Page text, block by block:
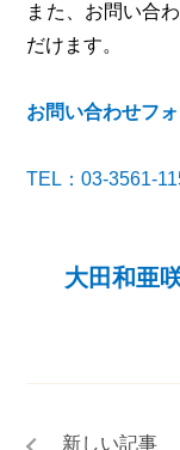
また、お問い合
だけます。
お問い合わせフ
TEL：03-3561-
大田和亜